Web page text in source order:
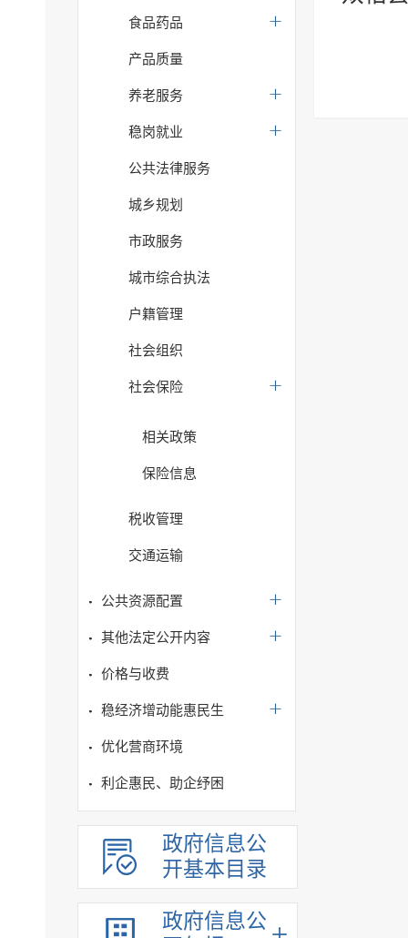
食品药品
产品质量
养老服务
稳岗就业
公共法律服务
城乡规划
市政服务
城市综合执法
户籍管理
社会组织
社会保险
相关政策
保险信息
税收管理
交通运输
公共资源配置
其他法定公开内容
价格与收费
稳经济增动能惠民生
优化营商环境
利企惠民、助企纾困
政府信息公
开基本目录
政府信息公